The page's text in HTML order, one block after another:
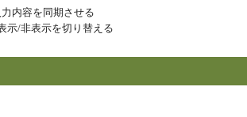
内容を同期させる
示/非表示を切り替える